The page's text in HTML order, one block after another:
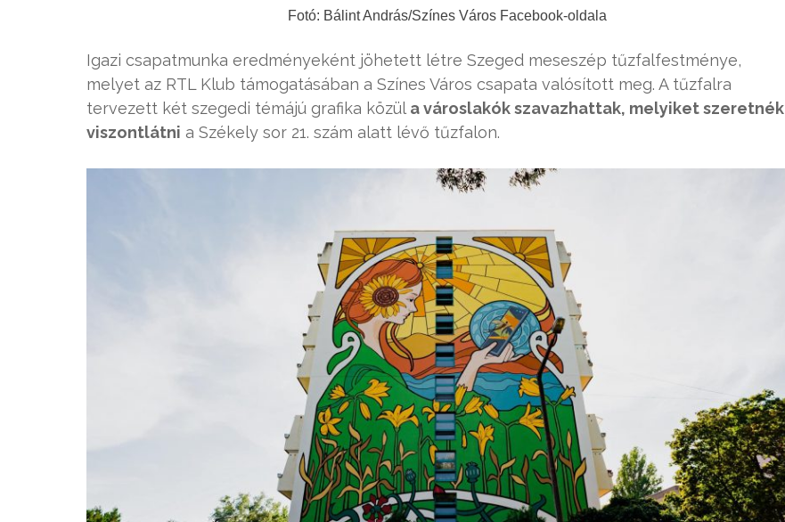
Fotó: Bálint András/Színes Város Facebook-oldala
Igazi csapatmunka eredményeként jöhetett létre Szeged meseszép tűzfalfestménye,
melyet az RTL Klub támogatásában a Színes Város csapata valósított meg. A tűzfalra
tervezett két szegedi témájú grafika közüla városlakók szavazhattak, melyiket szeretnék
viszontlátni a Székely sor 21. szám alatt lévő tűzfalon.